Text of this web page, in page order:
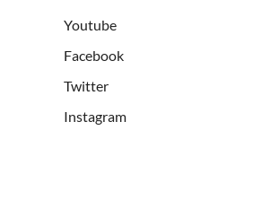
Youtube
Facebook
Twitter
Instagram